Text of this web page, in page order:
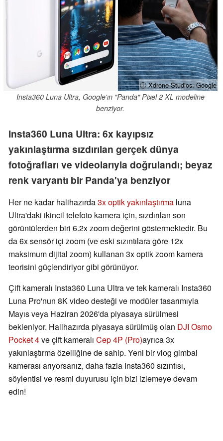
ⓘ Xdrone Studios, Google
Insta360 Luna Ultra, Google'ın "Panda" Pixel 2 XL modeline
benziyor.
Insta360 Luna Ultra: 6x kayıpsız
yakınlaştırma sızdırılan gerçek dünya
fotoğrafları ve videolarıyla doğrulandı; beyaz
renk varyantı bir Panda'ya benziyor
Her ne kadar halihazırda3x optik yakınlaştırma luna
Ultra'daki ikincil telefoto kamera için, sızdırılan son
görüntülerden biri 6.2x zoom değerini göstermektedir. Bu
da 6x sensör içi zoom (ve eski sızıntılara göre 12x
maksimum dijital zoom) kullanan 3x optik zoom kamera
teorisini güçlendiriyor gibi görünüyor.
Çift kameralı Insta360 Luna Ultra ve tek kameralı Insta360
Luna Pro'nun 8K video desteği ve modüler tasarımıyla
Mayıs veya Haziran 2026'da piyasaya sürülmesi
bekleniyor. Halihazırda piyasaya sürülmüş olan DJI Osmo
Pocket 4ve çift kameralı Cep 4P (Pro)ayrıca 3x
yakınlaştırma özelliğine de sahip. Yeni bir vlog gimbal
kamerası arıyorsanız, daha fazla Insta360 sızıntısı,
söylentisi ve resmi duyurusu için bizi izlemeye devam
edin!